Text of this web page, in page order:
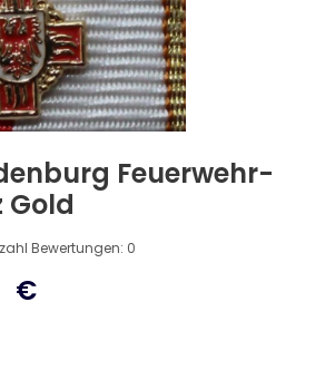
Feuerwehr-
Gold
Bewertungen: 0
€